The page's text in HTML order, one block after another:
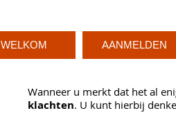
WELKOM AANMELDEN
Wanneer u merkt dat het al
klachten. U kunt hierbij